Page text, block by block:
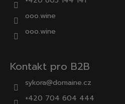
ooo.wine
ooo.wine
Kontakt pro B2B
sykora@domaine.cz
+420 704 604 444